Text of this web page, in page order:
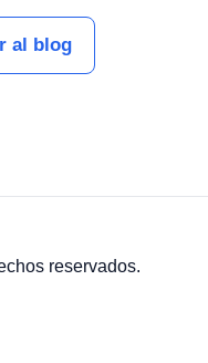
al blog
reservados.